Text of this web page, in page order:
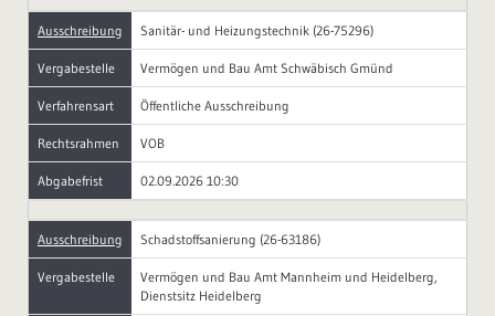
Ausschreibung Sanitär- und Heizungstechnik (26-75296)
Vergabestelle Vermögen und Bau Amt Schwäbisch Gmünd
Verfahrensart Öffentliche Ausschreibung
Rechtsrahmen VOB
Abgabefrist 02.09.2026 10:30
Ausschreibung Schadstoffsanierung (26-63186)
Vergabestelle
Vermögen und Bau Amt Mannheim und Heidelberg,
Dienstsitz Heidelberg